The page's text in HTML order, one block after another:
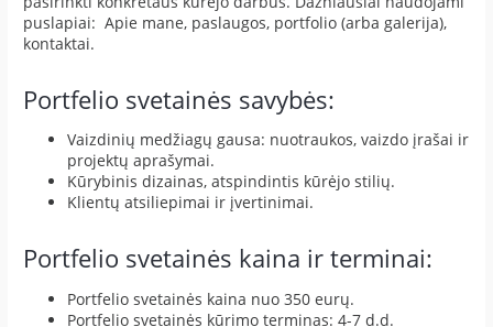
puslapiai: Apie mane, paslaugos, portfolio (arba galerija),
kontaktai.
Portfelio svetainės savybės:
Vaizdinių medžiagų gausa: nuotraukos, vaizdo įrašai ir
projektų aprašymai.
Kūrybinis dizainas, atspindintis kūrėjo stilių.
Klientų atsiliepimai ir įvertinimai.
Portfelio svetainės kaina ir terminai:
Portfelio svetainės kaina nuo 350 eurų.
Portfelio svetainės kūrimo terminas: 4-7 d.d.